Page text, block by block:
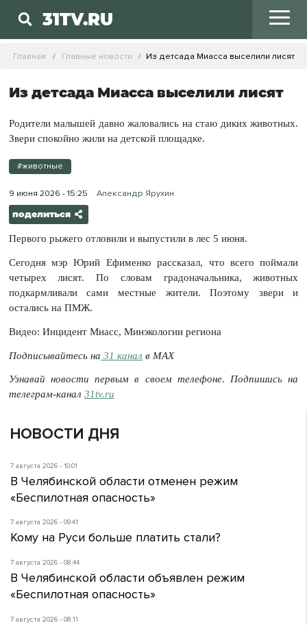
31TV.RU
Главная Главные новости Из детсада Миасса выселили лисят
Из детсада Миасса выселили лисят
Родители малышей давно жаловались на стаю диких животных.
Звери спокойно жили на детской площадке.
#животные
9 июня 2026 - 15:25 Александр Ярухин
поделиться
Первого рыжего отловили и выпустили в лес 5 июня.
Сегодня мэр Юрий Ефименко рассказал, что всего поймали
четырех лисят. По словам градоначальника, животных
подкармливали сами местные жители. Поэтому звери и
остались на ПМЖ.
Видео: Инцидент Миасс, Минэкологии региона
Подписывайтесь на 31 канал в МАХ
Узнавай новости первым в своем телефоне. Подпишись на
телеграм-канал 31tv.ru
НОВОСТИ ДНЯ
7 августа 2026 - 10:01
В Челябинской области отменен режим
«Беспилотная опасность»
7 августа 2026 - 09:41
Кому на Руси больше платить стали?
7 августа 2026 - 08:44
В Челябинской области объявлен режим
«Беспилотная опасность»
7 августа 2026 - 08:11